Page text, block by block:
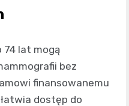
74 lat mogą
bez
finansowanemu
dostęp do